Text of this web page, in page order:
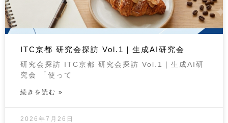
ITC京都 研究会探訪 Vol.1｜生成AI研究会
研究会探訪 ITC京都 研究会探訪 Vol.1｜生成AI研
究会 「使って
続きを読む »
2026年7月26日